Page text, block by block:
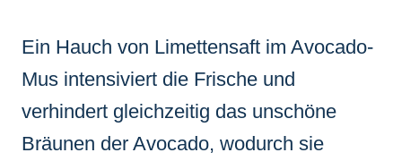
Ein Hauch von Limettensaft im Avocado-
Mus intensiviert die Frische und
verhindert gleichzeitig das unschöne
Bräunen der Avocado, wodurch sie